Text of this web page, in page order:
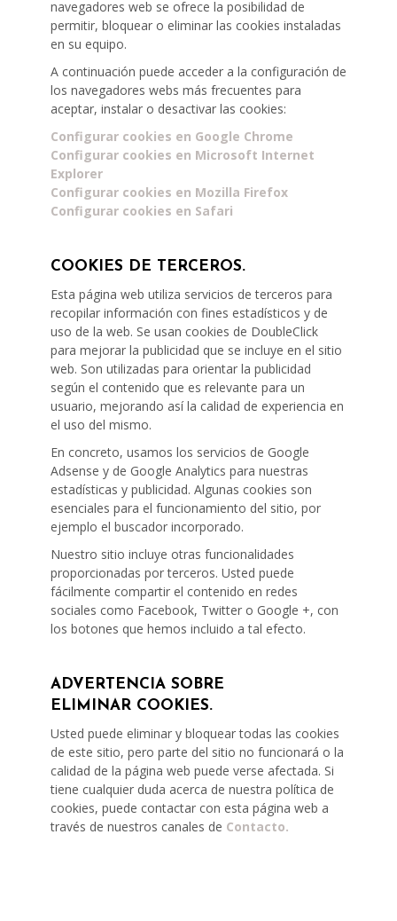
navegadores web se ofrece la posibilidad de
permitir, bloquear o eliminar las cookies instaladas
en su equipo.
A continuación puede acceder a la configuración de
los navegadores webs más frecuentes para
aceptar, instalar o desactivar las cookies:
Configurar cookies en Google Chrome
Configurar cookies en Microsoft Internet
Explorer
Configurar cookies en Mozilla Firefox
Configurar cookies en Safari
COOKIES DE TERCEROS.
Esta página web utiliza servicios de terceros para
recopilar información con fines estadísticos y de
uso de la web. Se usan cookies de DoubleClick
para mejorar la publicidad que se incluye en el sitio
web. Son utilizadas para orientar la publicidad
según el contenido que es relevante para un
usuario, mejorando así la calidad de experiencia en
el uso del mismo.
En concreto, usamos los servicios de Google
Adsense y de Google Analytics para nuestras
estadísticas y publicidad. Algunas cookies son
esenciales para el funcionamiento del sitio, por
ejemplo el buscador incorporado.
Nuestro sitio incluye otras funcionalidades
proporcionadas por terceros. Usted puede
fácilmente compartir el contenido en redes
sociales como Facebook, Twitter o Google +, con
los botones que hemos incluido a tal efecto.
ADVERTENCIA SOBRE
ELIMINAR COOKIES.
Usted puede eliminar y bloquear todas las cookies
de este sitio, pero parte del sitio no funcionará o la
calidad de la página web puede verse afectada. Si
tiene cualquier duda acerca de nuestra política de
cookies, puede contactar con esta página web a
través de nuestros canales de Contacto.